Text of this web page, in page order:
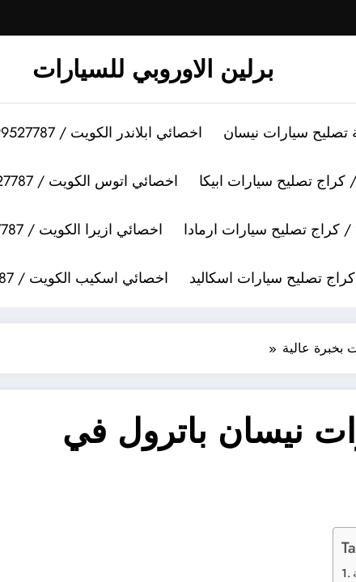
برلين الاوروبي للسيارات
اخصائي ابلاندر الكويت / 99527787 / كراج تصليح سيارات ابلاندر
اخصائي اتوس الكويت / 99527787 / كراج تصليح سيارات اتوس
اخصائي ازيرا الكويت / 99527787 / كراج تصليح سيارات ازيرا
اخصائي اسكيب الكويت / 99527787 / كراج تصليح سيارات اسكيب
عالية
نيسان باترول في